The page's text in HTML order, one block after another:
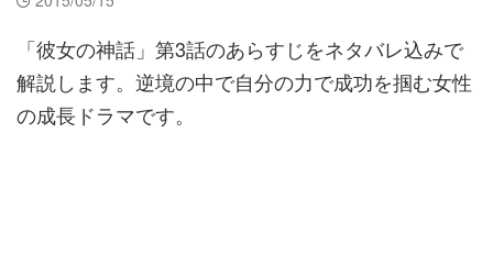
「彼女の神話」第3話のあらすじをネタバレ込みで
解説します。逆境の中で自分の力で成功を掴む女性
の成長ドラマです。